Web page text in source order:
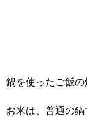
鍋を使ったご飯の
お米は、普通の